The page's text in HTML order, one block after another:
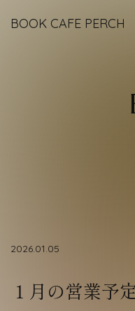
BOOK CAFE PERCH
2026.01.05
１月の営業予